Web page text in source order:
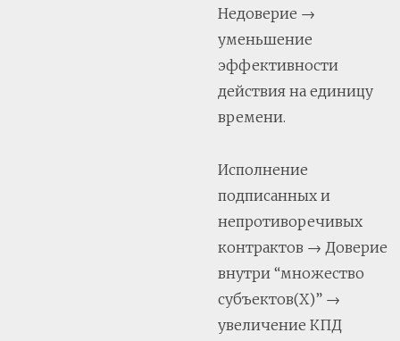
Недоверие →
уменьшение
эффективности
действия на единицу
времени.
Исполнение
подписанных и
непротиворечивых
контрактов → Доверие
внутри “множество
субъектов(Х)” →
увеличение КПД